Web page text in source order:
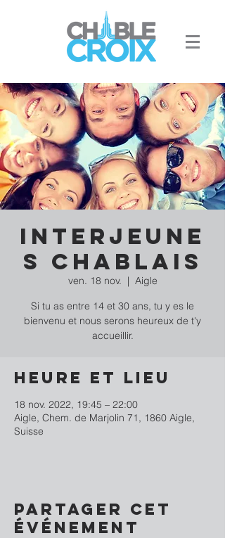
Interjeune
s Chablais
ven. 18 nov.
  |
Aigle
Si tu as entre 14 et 30 ans, tu y es le
bienvenu et nous serons heureux de t'y
accueillir.
Heure et lieu
18 nov. 2022, 19:45 – 22:00
Aigle, Chem. de Marjolin 71, 1860 Aigle,
Suisse
Partager cet
événement